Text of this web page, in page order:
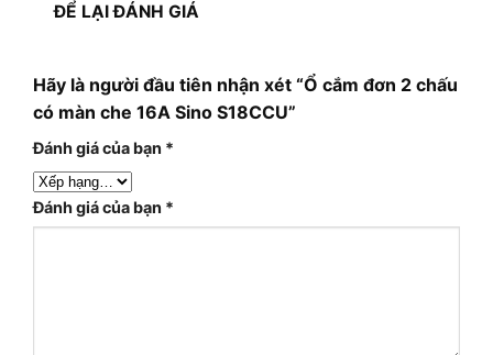
ĐỂ LẠI ĐÁNH GIÁ
Hãy là người đầu tiên nhận xét “Ổ cắm đơn 2 chấu
có màn che 16A Sino S18CCU”
Đánh giá của bạn *
Đánh giá của bạn *